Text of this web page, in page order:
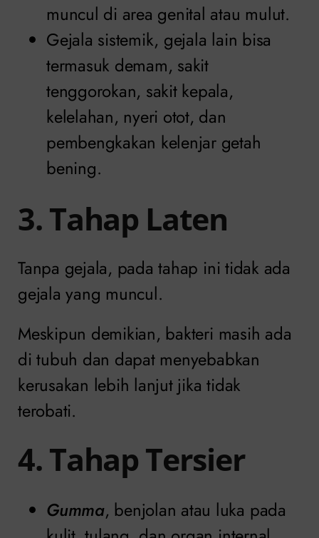
muncul di area genital atau mulut.
Gejala sistemik, gejala lain bisa
termasuk demam, sakit
tenggorokan, sakit kepala,
kelelahan, nyeri otot, dan
pembengkakan kelenjar getah
bening.
3. Tahap Laten
Tanpa gejala, pada tahap ini tidak ada
gejala yang muncul.
Meskipun demikian, bakteri masih ada
di tubuh dan dapat menyebabkan
kerusakan lebih lanjut jika tidak
terobati.
4. Tahap Tersier
Gumma, benjolan atau luka pada